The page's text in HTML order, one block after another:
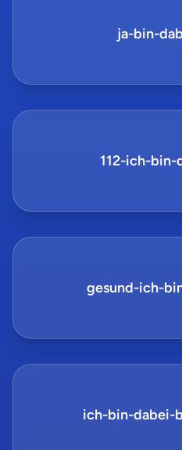
ja-bin-
112-ich-bin-
gesund-ich-
ich-bin-dabei-